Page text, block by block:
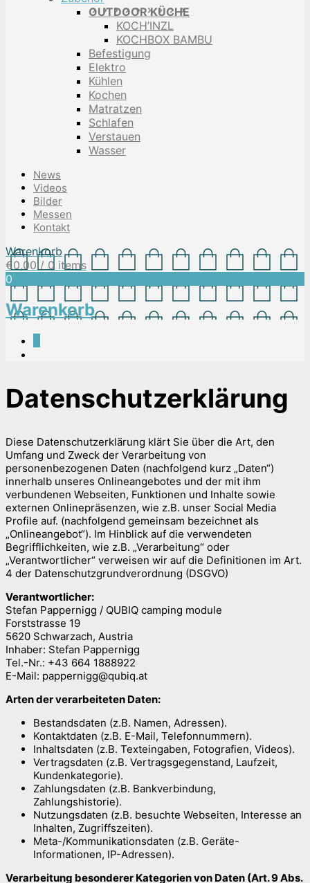
OUTDOOR KÜCHE
KOCH’INZL
KOCHBOX BAMBU
Befestigung
Elektro
Kühlen
Kochen
Matratzen
Schlafen
Verstauen
Wasser
News
Videos
Bilder
Messen
Kontakt
Warenkorb
€0,00 / 0 items
0
Warenkorb
Datenschutzerklärung
Diese Datenschutzerklärung klärt Sie über die Art, den
Umfang und Zweck der Verarbeitung von
personenbezogenen Daten (nachfolgend kurz „Daten“)
innerhalb unseres Onlineangebotes und der mit ihm
verbundenen Webseiten, Funktionen und Inhalte sowie
externen Onlinepräsenzen, wie z.B. unser Social Media
Profile auf. (nachfolgend gemeinsam bezeichnet als
„Onlineangebot“). Im Hinblick auf die verwendeten
Begrifflichkeiten, wie z.B. „Verarbeitung“ oder
„Verantwortlicher“ verweisen wir auf die Definitionen im Art.
4 der Datenschutzgrundverordnung (DSGVO)
Verantwortlicher:
Stefan Pappernigg / QUBIQ camping module
Forststrasse 19
5620 Schwarzach, Austria
Inhaber: Stefan Pappernigg
Tel.-Nr.: +43 664 1888922
E-Mail: pappernigg@qubiq.at
Arten der verarbeiteten Daten:
Bestandsdaten (z.B. Namen, Adressen).
Kontaktdaten (z.B. E-Mail, Telefonnummern).
Inhaltsdaten (z.B. Texteingaben, Fotografien, Videos).
Vertragsdaten (z.B. Vertragsgegenstand, Laufzeit,
Kundenkategorie).
Zahlungsdaten (z.B. Bankverbindung,
Zahlungshistorie).
Nutzungsdaten (z.B. besuchte Webseiten, Interesse an
Inhalten, Zugriffszeiten).
Meta-/Kommunikationsdaten (z.B. Geräte-
Informationen, IP-Adressen).
Verarbeitung besonderer Kategorien von Daten (Art. 9 Abs.